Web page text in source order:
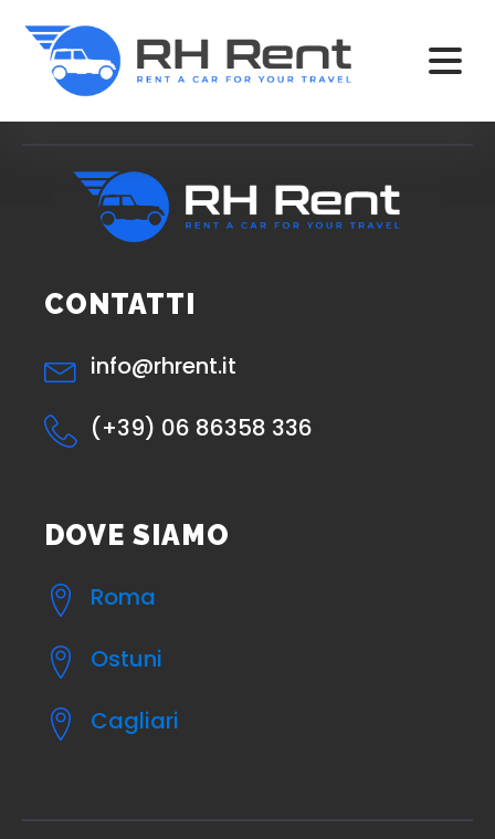
CONTATTI
info@rhrent.it
(+39) 06 86358 336
DOVE SIAMO
Roma
Ostuni
Cagliari